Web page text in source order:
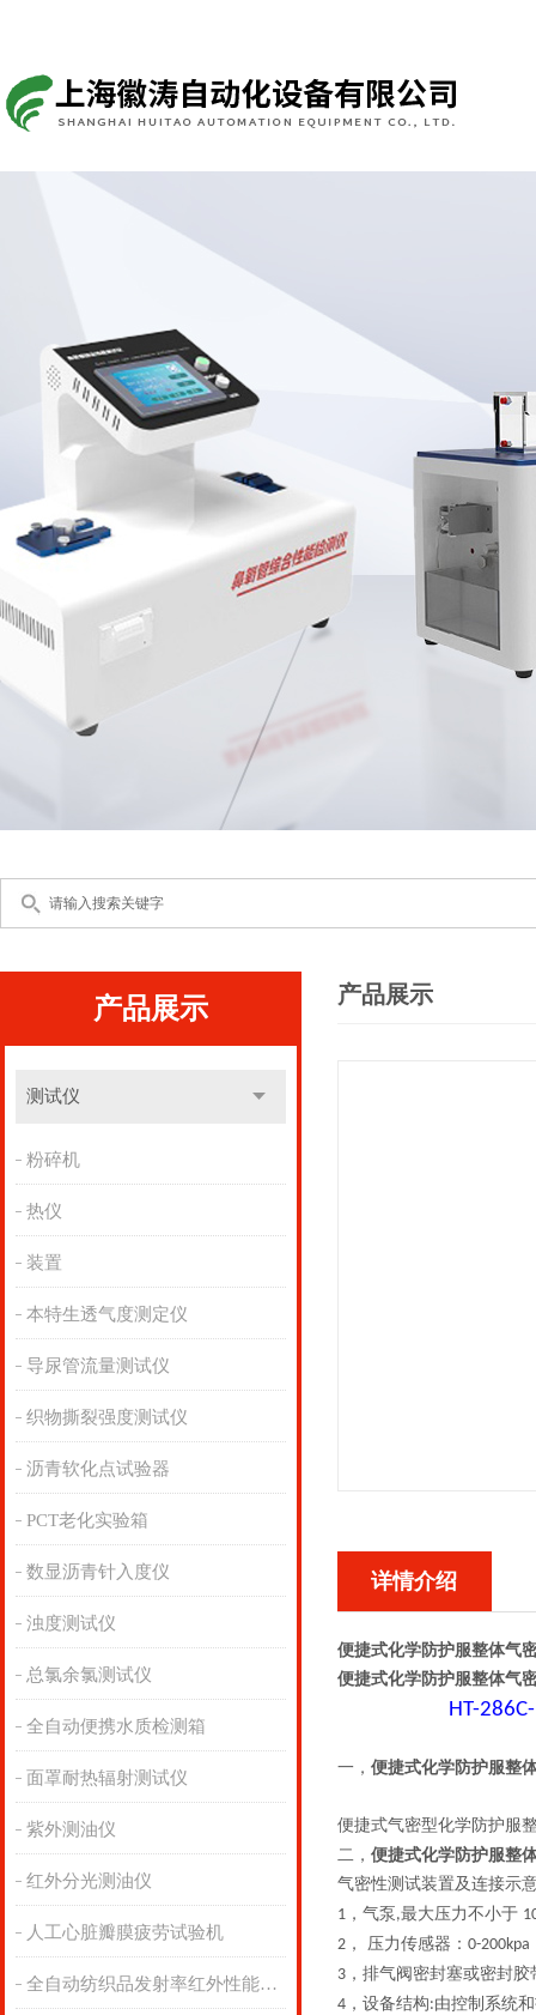
产品展示
测试仪
粉碎机
热仪
装置
本特生透气度测定仪
导尿管流量测试仪
织物撕裂强度测试仪
沥青软化点试验器
PCT老化实验箱
数显沥青针入度仪
浊度测试仪
总氯余氯测试仪
全自动便携水质检测箱
面罩耐热辐射测试仪
紫外测油仪
红外分光测油仪
人工心脏瓣膜疲劳试验机
全自动纺织品发射率红外性能分析
产品展示
详情介绍
便捷式化学防护服整体气
便捷式化学防护服整体气
HT-
一， 便捷式化学防护服整
便捷式气密型化学防护服
二， 便捷式化学防护服整
气密性测试装置及连接示
1 ，气泵 ,最大压力不小于
2 ， 压力传感器： 0-200kpa
3 ，排气阀密封塞或密封
4 ，设备结构:由控制系统